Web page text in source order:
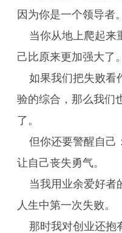
因为你是一个领导者。
当你从地上爬起来
己比原来更加强大了。
如果我们把失败看
验的综合，那么我们
了。
但你还要警醒自己
让自己丧失勇气。
当我用业余爱好者
人生中第一次失败。
那时我对创业还抱